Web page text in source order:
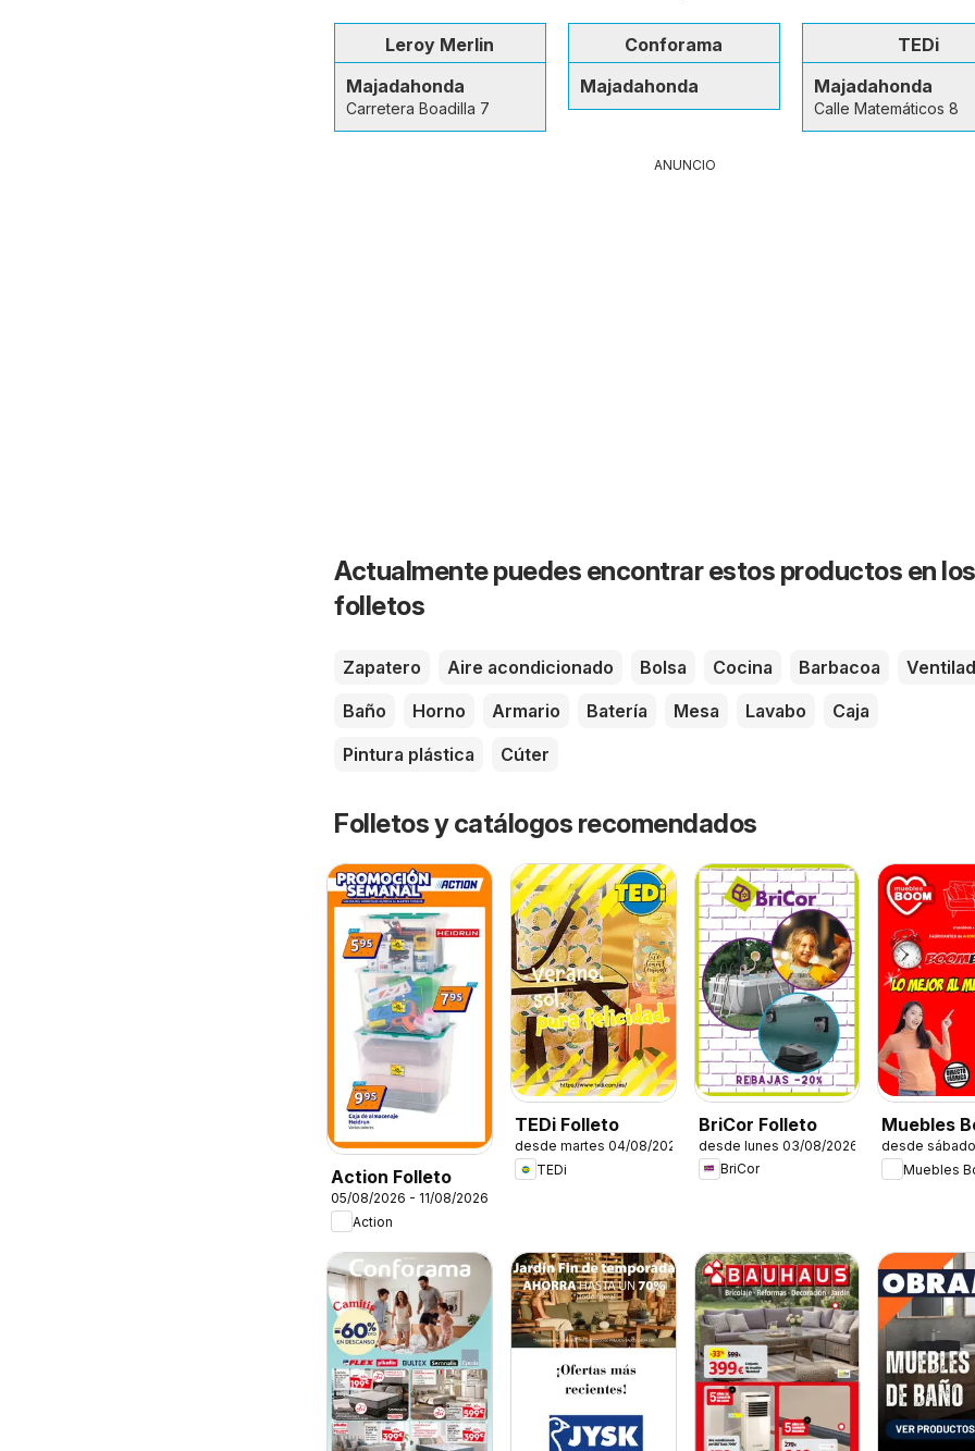
Leroy Merlin
Majadahonda
Carretera Boadilla 7
Conforama
Majadahonda
TEDi
Majadahonda
Calle Matemáticos 8
ANUNCIO
Actualmente puedes encontrar estos productos en los
folletos
Zapatero Aire acondicionado Bolsa Cocina Barbacoa
Baño
Horno Armario Batería Mesa Lavabo
Caja
Pintura plástica
Cúter
Folletos y catálogos recomendados
Action Folleto
05/08/2026 - 11/08/2026
Action
TEDi Folleto
desde martes 04/08/2026
TEDi
BriCor Folleto
desde lunes 03/08/2026
BriCor
Muebles
Folleto
desde
Muebles